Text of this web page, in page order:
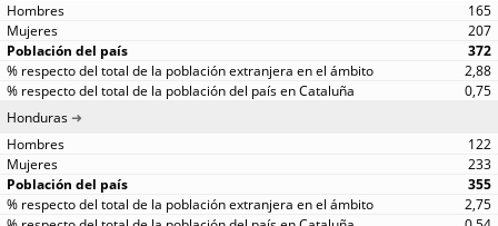
165
207
372
2,88
0,75
Honduras
122
233
355
2,75